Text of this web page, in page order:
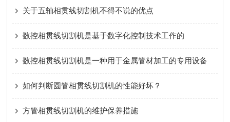
关于五轴相贯线切割机不得不说的优点
数控相贯线切割机是基于数字化控制技术工作的
数控相贯线切割机是一种用于金属管材加工的专用设备
如何判断圆管相贯线切割机的性能好坏？
方管相贯线切割机的维护保养措施